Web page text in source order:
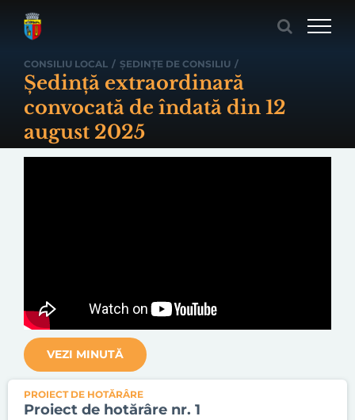
CONSILIU LOCAL / ȘEDINȚE DE CONSILIU /
Ședință extraordinară
convocată de îndată din 12
august 2025
VEZI MINUTĂ
PROIECT DE HOTĂRÂRE
Proiect de hotărâre nr. 1